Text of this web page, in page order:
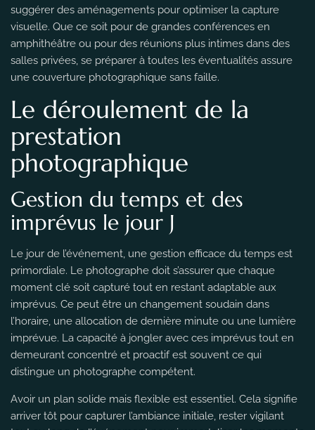
suggérer des aménagements pour optimiser la capture
visuelle. Que ce soit pour de grandes conférences en
amphithéâtre ou pour des réunions plus intimes dans des
salles privées, se préparer à toutes les éventualités assure
une couverture photographique sans faille.
Le déroulement de la
prestation
photographique
Gestion du temps et des
imprévus le jour J
Le jour de l’événement, une gestion efficace du temps est
primordiale. Le photographe doit s’assurer que chaque
moment clé soit capturé tout en restant adaptable aux
imprévus. Ce peut être un changement soudain dans
l’horaire, une allocation de dernière minute ou une lumière
imprévue. La capacité à jongler avec ces imprévus tout en
demeurant concentré et proactif est souvent ce qui
distingue un photographe compétent.
Avoir un plan solide mais flexible est essentiel. Cela signifie
arriver tôt pour capturer l’ambiance initiale, rester vigilant